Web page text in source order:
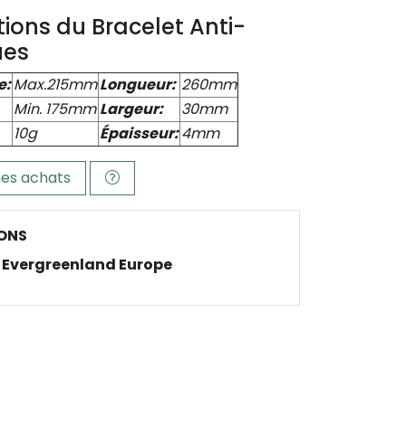
du Bracelet Anti-
Max.215mmLongueur: 260mm
Min. 175mm Largeur:
30mm
10g
Épaisseur:4mm
achats
Evergreenland Europe